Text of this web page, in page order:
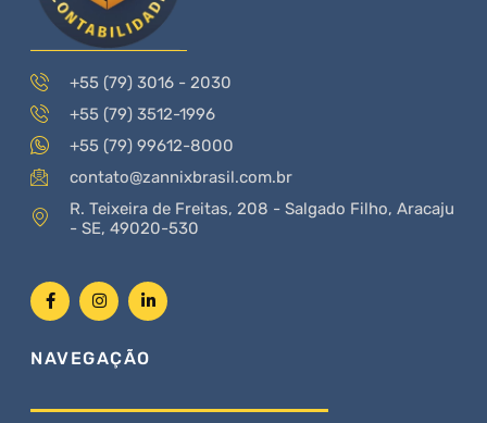
+55 (79) 3016 - 2030
+55 (79) 3512-1996
+55 (79) 99612-8000
contato@zannixbrasil.com.br
R. Teixeira de Freitas, 208 - Salgado Filho, Aracaju
- SE, 49020-530
NAVEGAÇÃO